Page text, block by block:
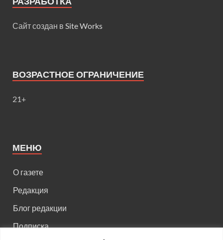
Сайт создан в Site Works
ВОЗРАСТНОЕ ОГРАНИЧЕНИЕ
21+
МЕНЮ
О газете
Редакция
Блог редакции
Подписка